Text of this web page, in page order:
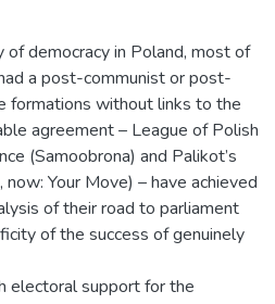
democracy in Poland, most of
a post-communist or post-
formations without links to the
agreement – League of Polish
(Samoobrona) and Palikot’s
Your Move) – have achieved
of their road to parliament
of the success of genuinely
electoral support for the